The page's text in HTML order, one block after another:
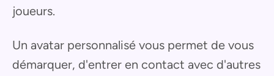
joueurs.
Un avatar personnalisé vous permet de vous
démarquer, d'entrer en contact avec d'autres